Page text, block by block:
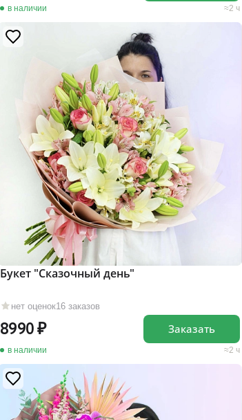
в наличии 2 ч
нет оценок16 заказов
Букет "Сказочный день"
8990
в наличии 2 ч
Заказать